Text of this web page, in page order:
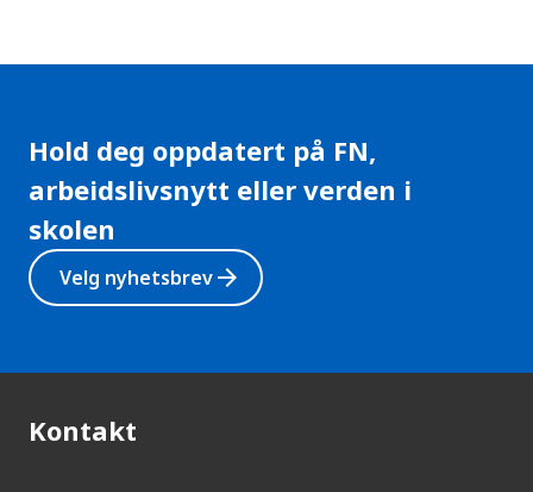
Hold deg oppdatert på FN,
arbeidslivsnytt eller verden i
skolen
Velg nyhetsbrevarrow_forward
Kontakt